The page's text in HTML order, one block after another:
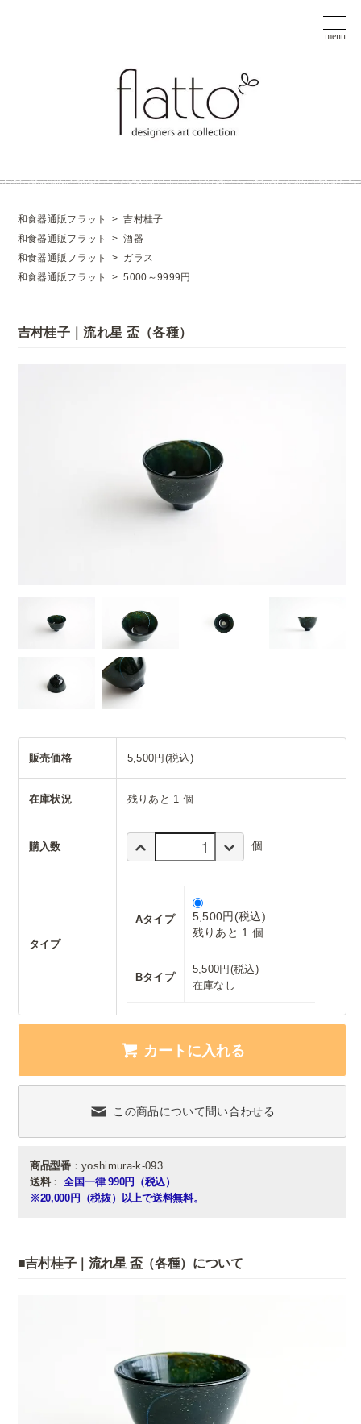
和食器通販フラット >吉村桂子
和食器通販フラット
>酒器
和食器通販フラット
> ガラス
和食器通販フラット
>5000～9999円
吉村桂子｜流れ星 盃（各種）
販売価格 5,500円(税込)
在庫状況 残りあと 1 個
購入数 個
タイプ
Aタイプ
5,500円(税込)
残りあと 1 個
Bタイプ
5,500円(税込)
在庫なし
カートに入れる
この商品について問い合わせる
商品型番：yoshimura-k-093
送料： 全国一律 990円（税込）
※20,000円（税抜）以上で送料無料。
■吉村桂子｜流れ星 盃（各種）について